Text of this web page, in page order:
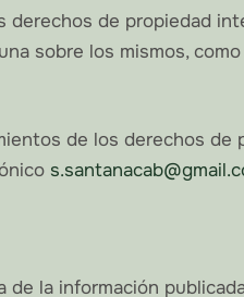
de propiedad
sobre los mismos,
de los derechos
de la información